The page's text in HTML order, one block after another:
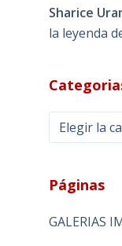
Sharice
la leyenda
Categorias
Páginas
GALERIAS